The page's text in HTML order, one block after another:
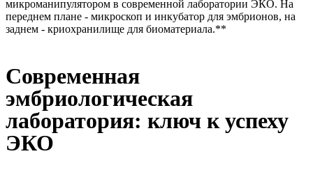
микроманипулятором в современной лаборатории ЭКО. На
переднем плане - микроскоп и инкубатор для эмбрионов, на
заднем - криохранилище для биоматериала.**
Современная
эмбриологическая
лаборатория: ключ к успеху
ЭКО